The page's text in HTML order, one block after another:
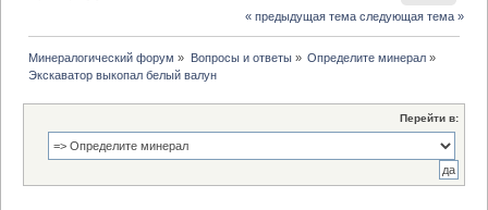
« предыдущая тема следующая тема »
Минералогический форум » Вопросы и ответы» Определите минерал»
Экскаватор выкопал белый валун
Перейти в: